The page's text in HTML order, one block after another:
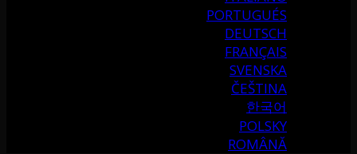
PORTUGUÉS
DEUTSCH
FRANÇAIS
SVENSKA
ČEŠTINA
한국어
POLSKY
ROMÂNĂ